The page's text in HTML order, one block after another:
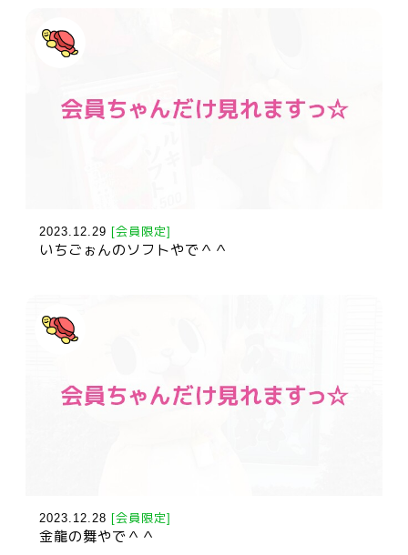
2023.12.29 [会員限定]
いちごぉんのソフトやで＾＾
2023.12.28 [会員限定]
金龍の舞やで＾＾